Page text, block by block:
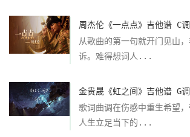
周杰伦《一点点》吉他谱 C
从歌曲的第一句就开门见山
诉。难得想词人...
金贵晟《虹之间》吉他谱 G
歌词曲调在伤感中重生希望
人生立足当下的...